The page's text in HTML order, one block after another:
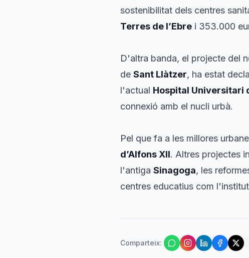
sostenibilitat dels centres
Terres de l’Ebre i 353.000
D'altra banda, el projecte del
de Sant Llàtzer, ha estat
l'actual Hospital Universitari
connexió amb el nucli urbà.
Pel que fa a les millores
d’Alfons XII. Altres projectes
l'antiga Sinagoga, les
centres educatius com l'institut
Comparteix: